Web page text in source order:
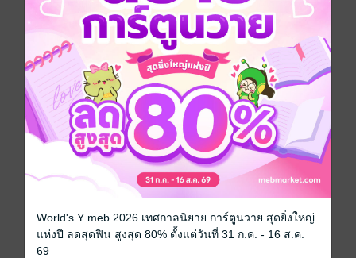
เขาสบถในลำคอเสมือนกำลังเยาะเย้ยตัวเองและหญิงสาว
ไปพร้อมๆ กัน เขารู้ความจริงเรื่องที่เธอเข้ามาในชีวิตจ
เขาเพราะเงินไม่เท่าไหร่ วันนี้หญิงสาวก็แบกหน้ามาขอให้
เขาช่วยเหลือเรื่องเงินอย่างหน้าไม่อาย
"ผมไม่ให้ยืม แต่ผมจะให้เป็นค่าตัว แค่คุณนอนอ้าขาให้ผม
ระบายอารมณ์ ผมจะให้คุณครั้งละสองหมื่น"
สิ้นเสียงของมานูแอเสมือนมีก้อนอะไรแข็งๆ ติดอยู่ที่คอ
ของเจ้าเอย เธอกลืนน้ำลายไม่ลงคอ ทั้งยังต้องพยายาม
กลั้นน้ำตาเพราะรู้ตัวว่ากำลังถูกดูถูกค่าความเป็นคน แต่ยัง
ไงเธอก็ต้องยอม
"ครั้งนี้ผมจะให้ห้าหมื่นตามที่คุณขอก็แล้วกัน อีกสอง
ชั่วโมงผมจะเข้าไปที่ห้องนอนคุณก็จัดการตัวเองให้
เจ้าเอยพยักหน้าน้อยๆ รับคำของมานูแอล หลังจากนั้นจึง
รีบหันหลังให้เขาและเดินออกไปจากห้องทำงานของชาย
World's Y meb 2026 เทศกาลนิยาย การ์ตูนวาย สุดยิ่งใหญ่
แห่งปี ลดสุดฟิน สูงสุด 80% ตั้งแต่วันที่ 31 ก.ค. - 16 ส.ค.
69